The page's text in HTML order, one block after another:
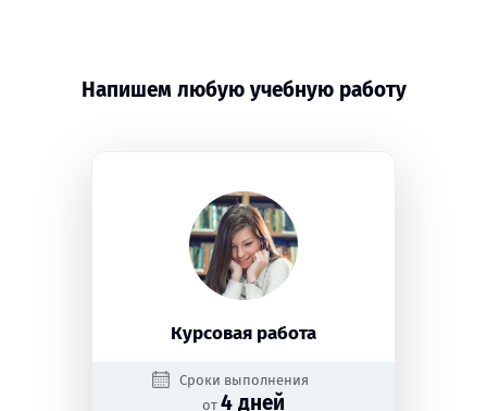
Напишем любую учебную работу
Курсовая работа
Сроки выполнения
от 4 дней